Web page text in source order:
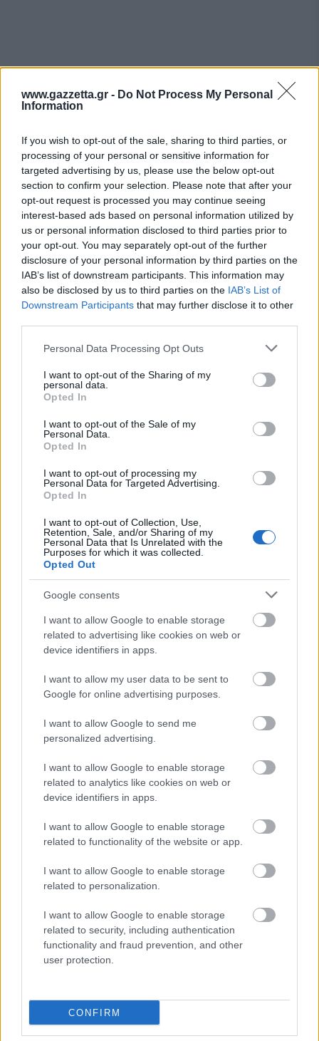
www.gazzetta.gr - Do Not Process My Personal
Information
If you wish to opt-out of the sale, sharing to third parties, or
processing of your personal or sensitive information for
targeted advertising by us, please use the below opt-out
section to confirm your selection. Please note that after your
opt-out request is processed you may continue seeing
interest-based ads based on personal information utilized by
us or personal information disclosed to third parties prior to
your opt-out. You may separately opt-out of the further
disclosure of your personal information by third parties on the
IAB’s list of downstream participants. This information may
also be disclosed by us to third parties on the IAB’s List of
Downstream Participants that may further disclose it to other
Please note that this website/app uses one or more Google
not limited to your visit or usage behaviour. You may click to
grant or deny consent to Google and its third-party tags to
use your data for below specified purposes in below Google
consent section.
Personal Data Processing Opt Outs
I want to opt-out of the Sharing of my
personal data.
Opted In
I want to opt-out of the Sale of my
Personal Data.
Opted In
I want to opt-out of processing my
Personal Data for Targeted Advertising.
Opted In
I want to opt-out of Collection, Use,
Retention, Sale, and/or Sharing of my
Personal Data that Is Unrelated with the
Purposes for which it was collected.
Opted Out
Google consents
I want to allow Google to enable storage
related to advertising like cookies on web or
device identifiers in apps.
I want to allow my user data to be sent to
Google for online advertising purposes.
I want to allow Google to send me
personalized advertising.
I want to allow Google to enable storage
related to analytics like cookies on web or
device identifiers in apps.
I want to allow Google to enable storage
related to functionality of the website or app.
I want to allow Google to enable storage
related to personalization.
I want to allow Google to enable storage
related to security, including authentication
functionality and fraud prevention, and other
user protection.
CONFIRM
Το Icon προσθέτει infotainment με οθόνη αφής
10,25” και ασύρματο Android Auto/Apple
CarPlay, μια ακόμα θύρα USB-C, Cruise Control
και πίσω φώτα LED. Επίσης, οι εξωτερικοί
καθρέφτες είναι ηλεκτρικά ρυθμιζόμενοι,
θερμαινόμενοι και με LED φλας, ενώ
επιπρόσθετα είναι βαμμένοι μαύροι όπως και οι
εξωτερικές χειρολαβές στις πόρτες.
Το κορυφαίο επίπεδο εξοπλισμού La Prima
διαθέτει επιπλέον ζάντες αλουμινίου 17”, κάμερα
οπισθοπορείας, εμπρός αισθητήρες
επιβάτες, σύστημα πλοήγησης, αυτόματο
κλιματισμό, αισθητήρα βροχής, μπάρες οροφής,